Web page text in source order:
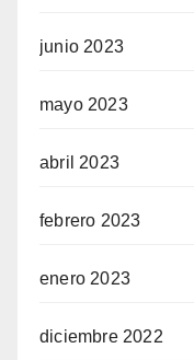
junio 2023
mayo 2023
abril 2023
febrero 2023
enero 2023
diciembre 2022